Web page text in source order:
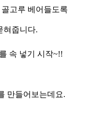
고루 베어들도록
혀줍니다.
속 넣기 시작~!!
만들어보는데요.